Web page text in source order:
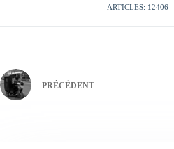
ARTICLES: 12406
PRÉCÉDENT